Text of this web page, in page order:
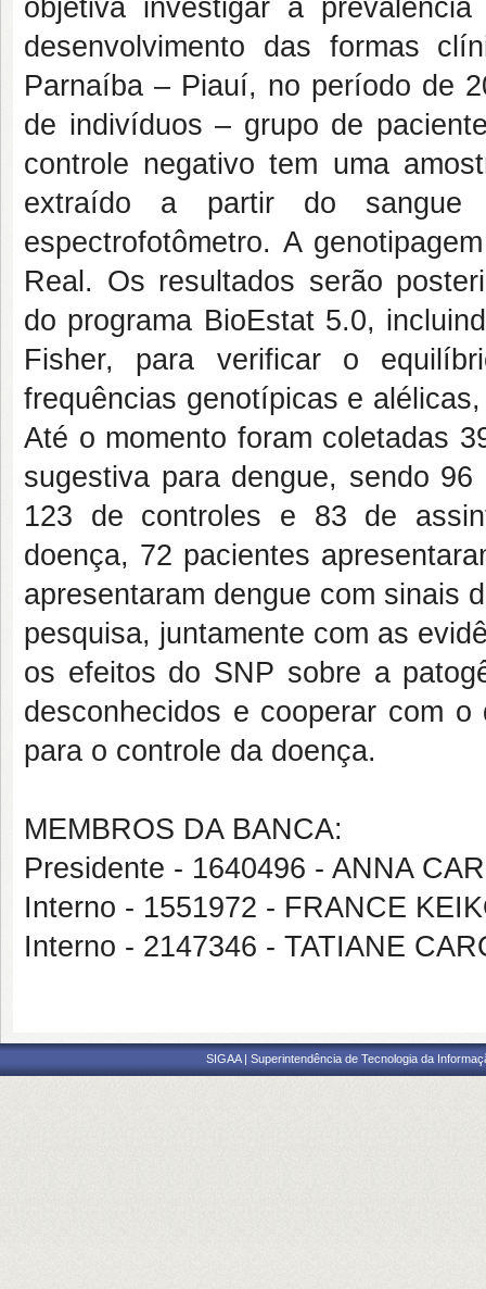
objetiva investigar a
desenvolvimento das formas
Parnaíba – Piauí, no período de
de indivíduos – grupo de
controle negativo tem uma
extraído a partir do sangue
espectrofotômetro. A
Real. Os resultados serão
do programa BioEstat 5.0,
Fisher, para verificar o
frequências genotípicas e
Até o momento foram coletadas
sugestiva para dengue, sendo
123 de controles e 83 de
doença, 72 pacientes
apresentaram dengue com sinais
pesquisa, juntamente com as
os efeitos do SNP sobre a
desconhecidos e cooperar com
para o controle da doença.
MEMBROS DA BANCA:
Presidente - 1640496 - ANNA
Interno - 1551972 - FRANCE
Interno - 2147346 - TATIANE
SIGAA | Superintendência de Tecnologia da